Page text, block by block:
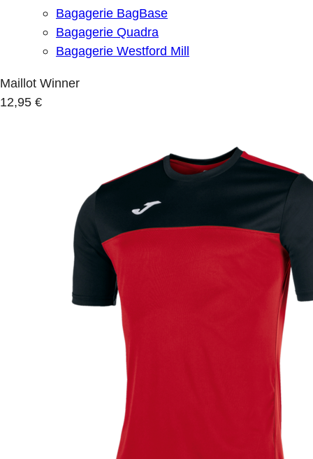
Bagagerie BagBase
Bagagerie Quadra
Bagagerie Westford Mill
Maillot Winner
12,95 €